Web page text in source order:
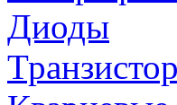
Диоды